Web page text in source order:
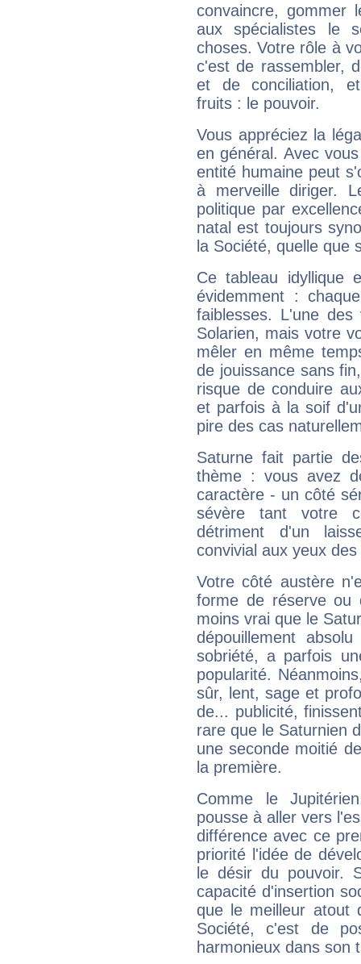
convaincre, gommer
aux spécialistes le
choses. Votre rôle à
c'est de rassembler,
et de conciliation,
fruits : le pouvoir.
Vous appréciez la
en général. Avec
entité humaine peut
à merveille diriger.
politique par
natal est toujours
la Société, quelle que
Ce tableau idyllique
évidemment :
faiblesses. L'une
Solarien, mais votre
mêler en même
de jouissance sans
risque de conduire
et parfois à la soif
pire des cas
Saturne fait partie
thème : vous avez
caractère - un côté
sévère tant votre
détriment d'un
convivial aux yeux
Votre côté austère
forme de réserve
moins vrai que le
dépouillement
sobriété, a parfois
popularité.
sûr, lent, sage et
de... publicité,
rare que le Saturnien
une seconde moitié
la première.
Comme le
pousse à aller vers
différence avec ce
priorité l'idée de
le désir du pouvoir.
capacité d'insertion
que le meilleur atout
Société, c'est de
harmonieux dans son